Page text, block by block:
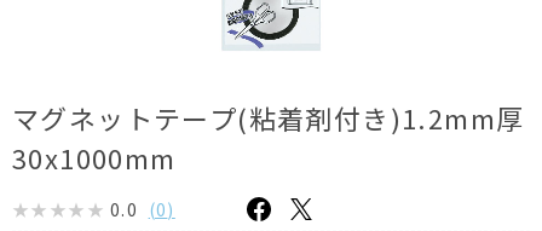
マグネットテープ(粘着剤付き)1.2mm厚
30x1000mm
0.0 (0)